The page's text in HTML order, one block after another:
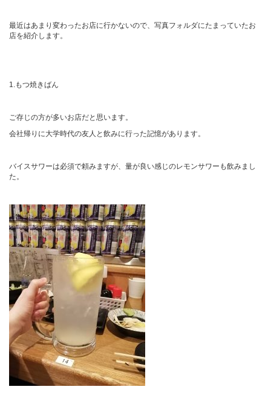
最近はあまり変わったお店に行かないので、写真フォルダにたまっていたお
店を紹介します。
1.もつ焼きばん
ご存じの方が多いお店だと思います。
会社帰りに大学時代の友人と飲みに行った記憶があります。
バイスサワーは必須で頼みますが、量が良い感じのレモンサワーも飲みまし
た。